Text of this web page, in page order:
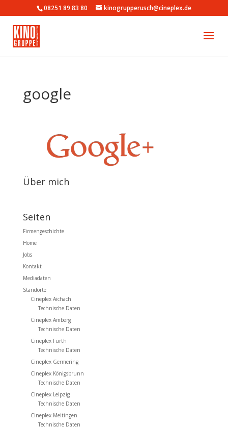
08251 89 83 80 kinogrupperusch@cineplex.de
google
Über mich
Seiten
Firmengeschichte
Home
Jobs
Kontakt
Mediadaten
Standorte
Cineplex Aichach
Technische Daten
Cineplex Amberg
Technische Daten
Cineplex Fürth
Technische Daten
Cineplex Germering
Cineplex Königsbrunn
Technische Daten
Cineplex Leipzig
Technische Daten
Cineplex Meitingen
Technische Daten